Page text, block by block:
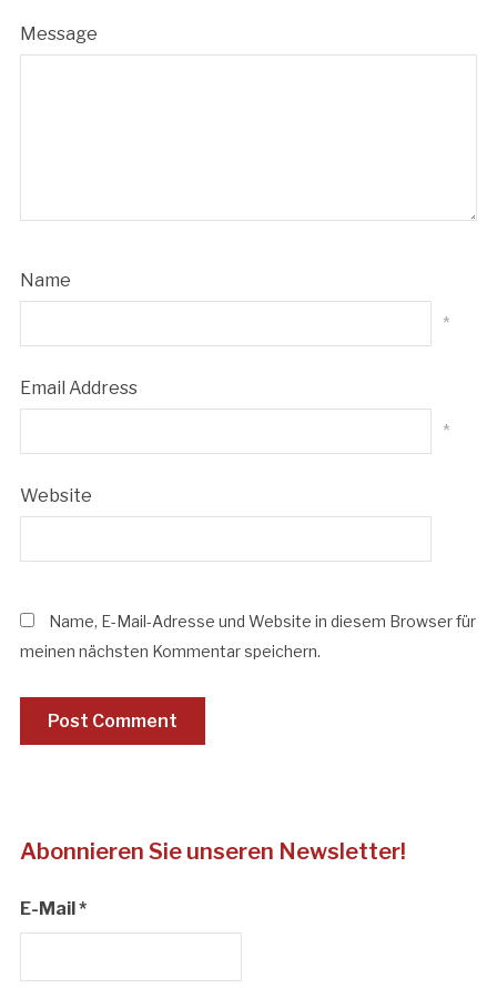
Message
Name
*
Email Address
*
Website
Name, E-Mail-Adresse und Website in diesem Browser für
meinen nächsten Kommentar speichern.
Abonnieren Sie unseren Newsletter!
E-Mail *